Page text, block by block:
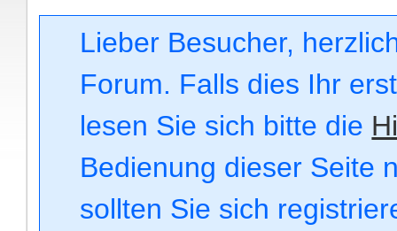
Lieber Besucher,
Forum. Falls dies Ihr
lesen Sie sich bitte die
Bedienung dieser Seite
sollten Sie sich